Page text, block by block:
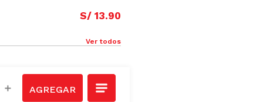
S/ 13.90
Ver todos
＋